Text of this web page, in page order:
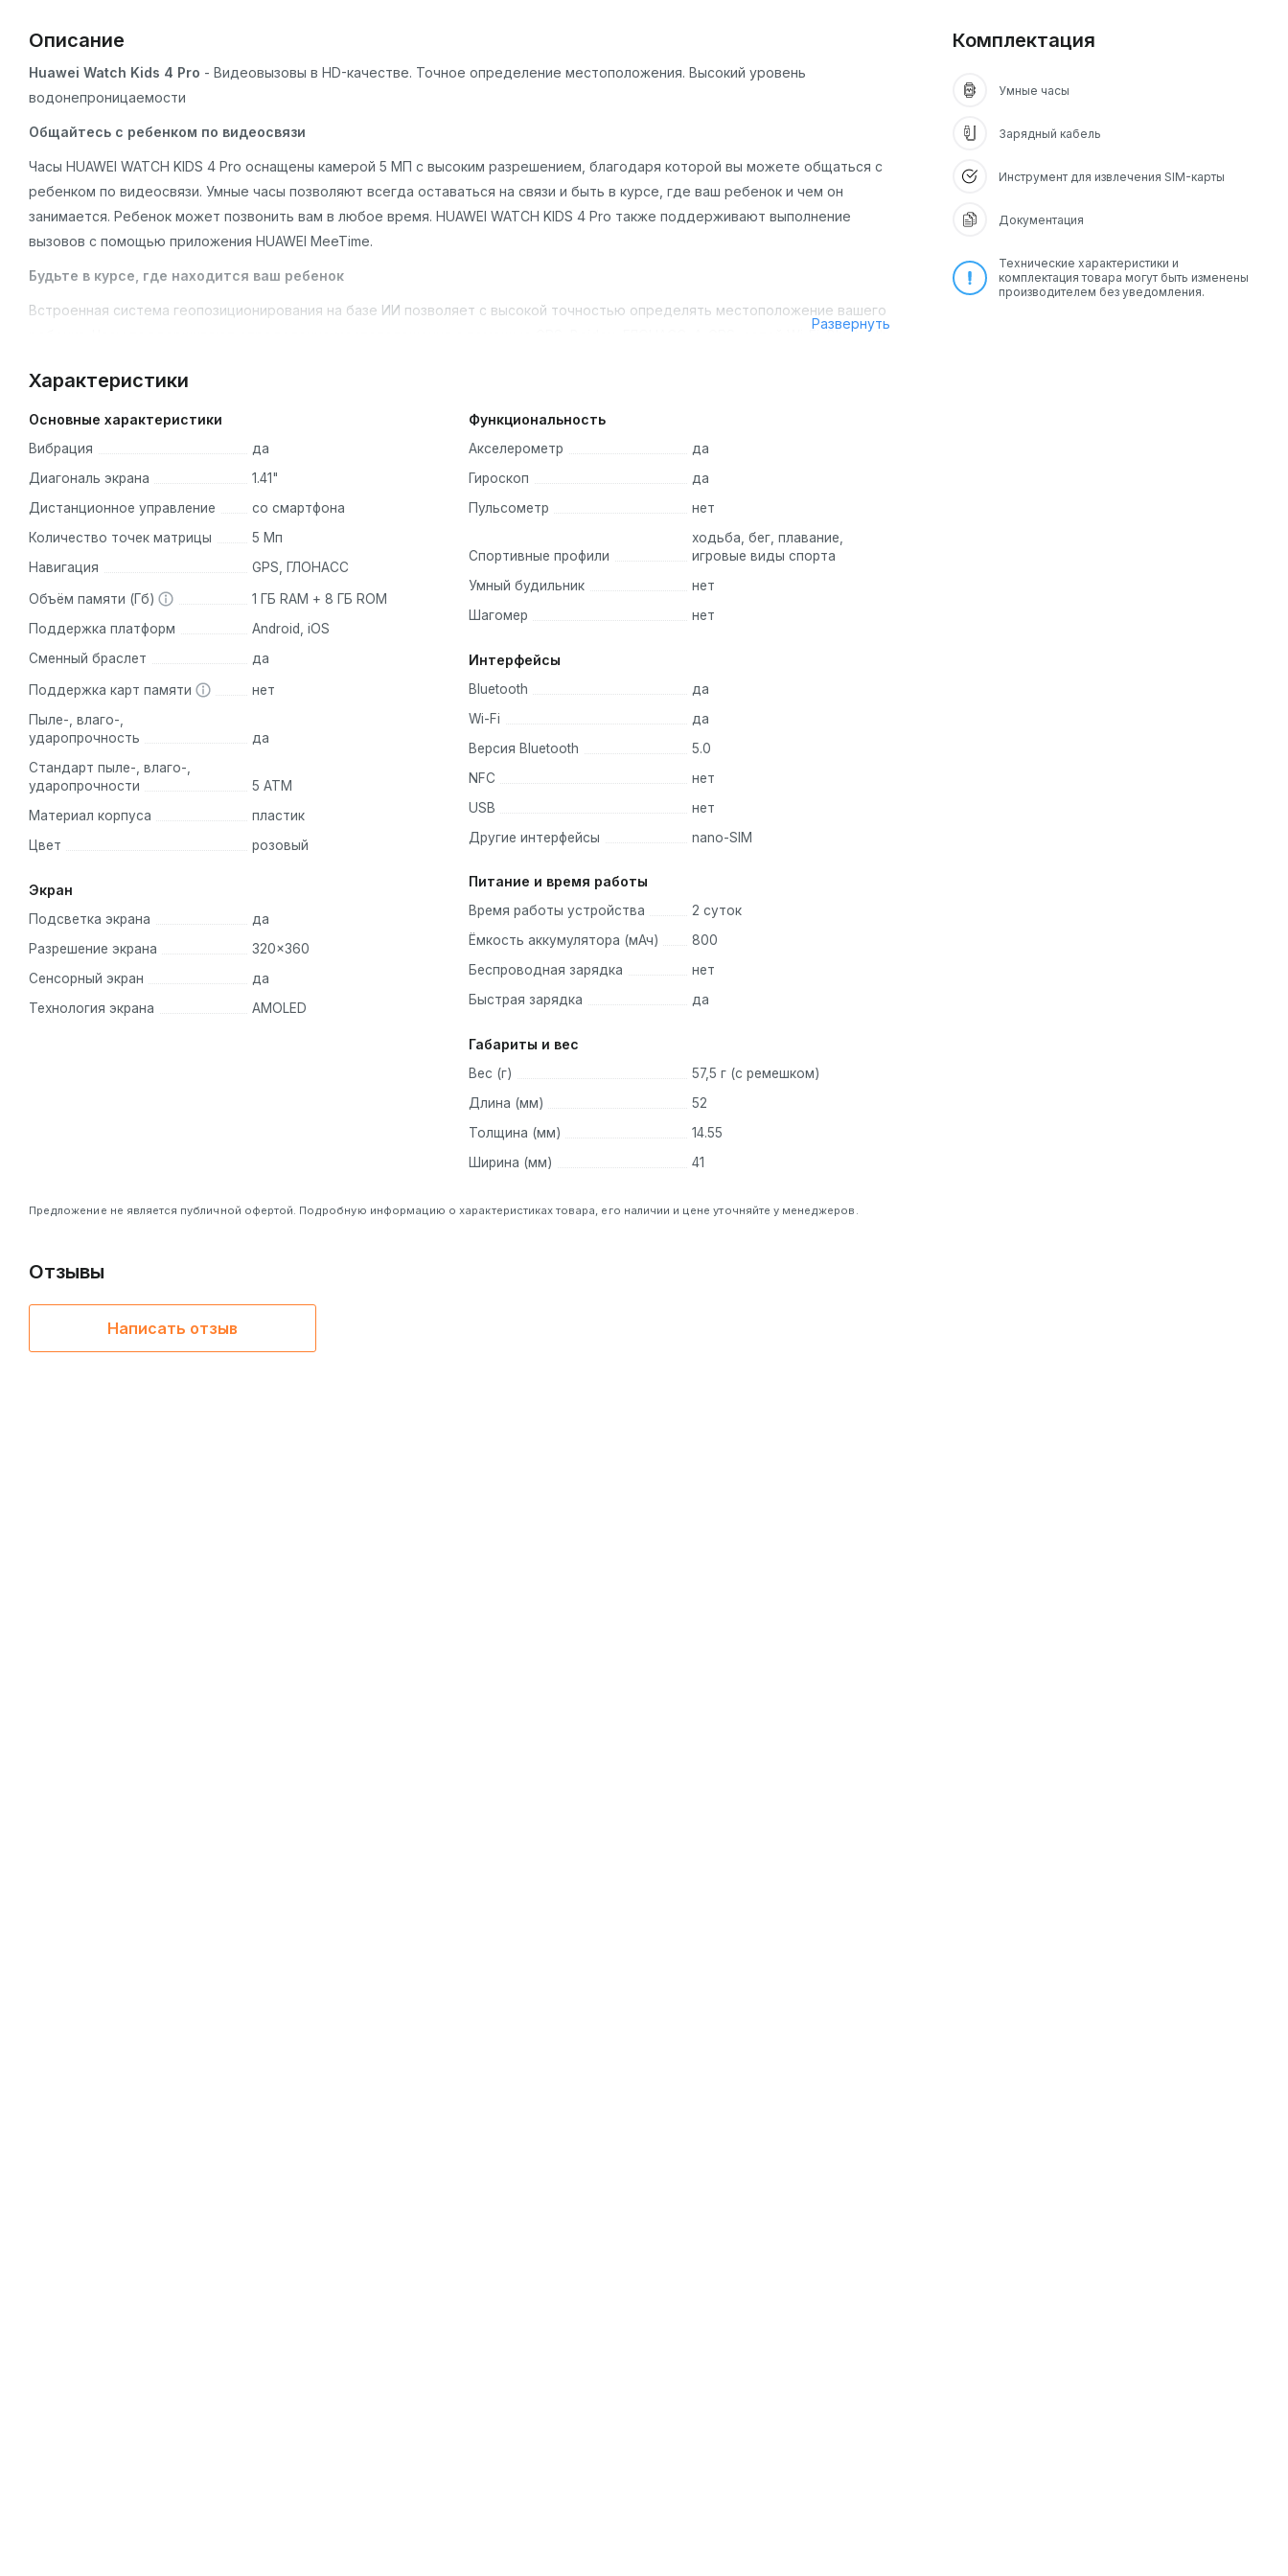
Описание
Huawei Watch Kids 4 Pro - Видеовызовы в HD-качестве. Точное определение местоположения. Высокий уровень
водонепроницаемости
Общайтесь с ребенком по видеосвязи
Часы HUAWEI WATCH KIDS 4 Pro оснащены камерой 5 МП с высоким разрешением, благодаря которой вы можете общаться с
ребенком по видеосвязи. Умные часы позволяют всегда оставаться на связи и быть в курсе, где ваш ребенок и чем он
занимается. Ребенок может позвонить вам в любое время. HUAWEI WATCH KIDS 4 Pro также поддерживают выполнение
вызовов с помощью приложения HUAWEI MeeTime.
Будьте в курсе, где находится ваш ребенок
Встроенная система геопозиционирования на базе ИИ позволяет с высокой точностью определять местоположение вашего
ребенка. Часы поддерживают определение местоположения с помощью GPS, Beidou, ГЛОНАСС, A-GPS, сетей Wi-Fi, Bluetooth,
местоположение ребенка во время путешествий.
Персональный тренер для вашего ребенка
Благодаря уровню водостойкости 5 АТМ7 часы HUAWEI WATCH KIDS 4 Pro можно погружать на глубину до 50 метров. Вода
может быть легко удалена из устройства одним нажатием на кнопку. Режим тренировки по плаванию позволяет распознавать
различные стили плавания, количество взмахов руками, продолжительность тренировки и многое другое. С умными часами
ваш ребенок может стать чемпионом по плаванию.
Часы поддерживают различные режимы тренировок, от прыжков через скакалку до качаний пресса. Короткие тренировки
длительностью одну минуту мотивируют детей больше двигаться и позволяют соревноваться с друзьями. Привейте
Качание пресса
Ходьба
Отслеживание времени пребывания на солнце
Пребывание на свежем воздухе полезно для детей, способствует развитию скелетно-мышечного корсета и позволяет
предотвратить близорукость. HUAWEI WATCH KIDS 4 Pro оснащены датчиками ультрафиолета и освещенности, которые
отслеживают, сколько времени ребенок провел на улице в течение дня.
Развернуть
Характеристики
Основные характеристики
Вибрация
да
Диагональ экрана
1.41"
Дистанционное управление
со смартфона
Количество точек матрицы
5 Мп
Навигация
GPS, ГЛОНАСС
Объём памяти (Гб)
1 ГБ RAM + 8 ГБ ROM
Поддержка платформ
Android, iOS
Сменный браслет
да
Поддержка карт памяти
нет
Пыле-, влаго-,
ударопрочность
да
Стандарт пыле-, влаго-,
ударопрочности
5 АТМ
Материал корпуса
пластик
Цвет
розовый
Экран
Подсветка экрана
да
Разрешение экрана
320×360
Сенсорный экран
да
Технология экрана
AMOLED
Функциональность
Акселерометр
да
Гироскоп
да
Пульсометр
нет
Спортивные профили
xодьба, бег, плавание,
игровые виды спорта
Умный будильник
нет
Шагомер
нет
Интерфейсы
Bluetooth
да
Wi-Fi
да
Версия Bluetooth
5.0
NFC
нет
USB
нет
Другие интерфейсы
nano-SIM
Питание и время работы
Время работы устройства
2 суток
Ёмкость аккумулятора (мАч)
800
Беспроводная зарядка
нет
Быстрая зарядка
да
Габариты и вес
Вес (г)
57,5 г (с ремешком)
Длина (мм)
52
Толщина (мм)
14.55
Ширина (мм)
41
Предложение не является публичной офертой. Подробную информацию о характеристиках товара, его наличии и цене уточняйте у менеджеров.
Комплектация
Умные часы
Зарядный кабель
Инструмент для извлечения SIM-карты
Документация
Технические характеристики и
комплектация товара могут быть изменены
производителем без уведомления.
Отзывы
Написать отзыв